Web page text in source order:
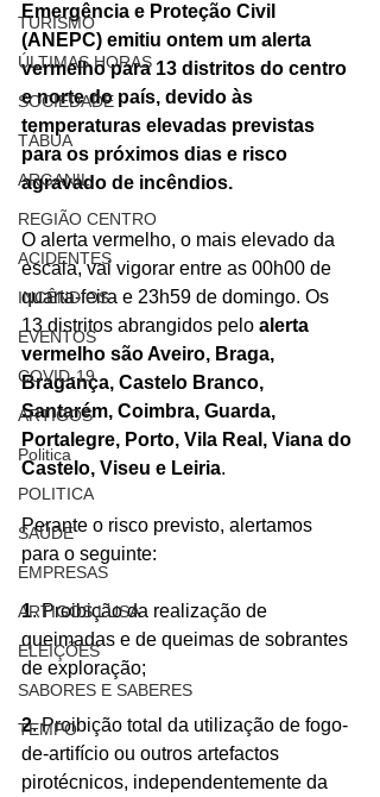
TURISMO
ÚLTIMAS HORAS
SOCIEDADE
TÁBUA
ARGANIL
REGIÃO CENTRO
ACIDENTES
INCÊNDIOS
EVENTOS
COVID-19
ARTIGOS
Politica
POLITICA
SAÚDE
EMPRESAS
ARTIGOS LUSA
ELEIÇÕES
SABORES E SABERES
TEMPO
Emergência e Proteção Civil
(ANEPC) emitiu ontem um alerta
vermelho para 13 distritos do centro
e norte do país, devido às
temperaturas elevadas previstas
para os próximos dias e risco
agravado de incêndios.
O alerta vermelho, o mais elevado da
escala, vai vigorar entre as 00h00 de
quarta-feira e 23h59 de domingo. Os
13 distritos abrangidos pelo alerta
vermelho são Aveiro, Braga,
Bragança, Castelo Branco,
Santarém, Coimbra, Guarda,
Portalegre, Porto, Vila Real, Viana do
Castelo, Viseu e Leiria.
Perante o risco previsto, alertamos
para o seguinte:
1. Proibição da realização de
queimadas e de queimas de sobrantes
de exploração;
2. Proibição total da utilização de fogo-
de-artifício ou outros artefactos
pirotécnicos, independentemente da